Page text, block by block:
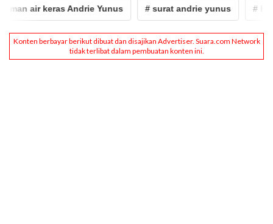
keras Andrie Yunus # surat andrie yunus # hukum